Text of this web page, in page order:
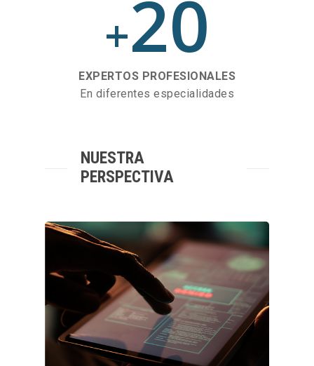
+20
EXPERTOS PROFESIONALES
En diferentes especialidades
NUESTRA
PERSPECTIVA